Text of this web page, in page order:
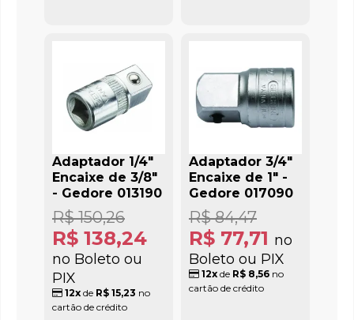
Adaptador 1/4"
Encaixe de 3/8"
- Gedore 013190
R$ 138,24
no Boleto ou
PIX
R$ 150,26
12x de R$ 15,23 no
cartão de crédito
Adaptador 3/4"
Encaixe de 1" -
Gedore 017090
R$ 77,71 no
Boleto ou PIX
R$ 84,47
12xde R$ 8,56no
cartão de crédito